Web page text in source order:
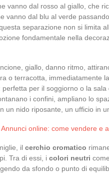
vanno dal rosso al giallo, che
vanno dal blu al verde
separazione non si limita
fondamentale nella
giallo, danno ritmo,
o terracotta, immediatamente
per il soggiorno o la
i confini, ampliano lo
un nido riposante, un ufficio in
Annunci online: come vendere e
il cerchio cromatico
Tra di essi, i colori neutri
da sfondo o punto di